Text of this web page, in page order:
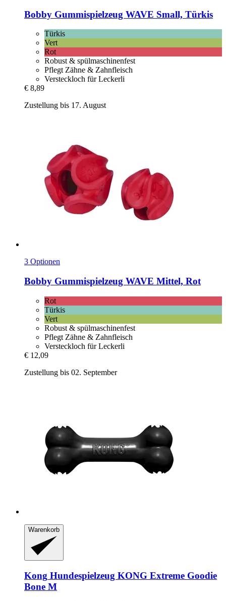
Bobby Gummispielzeug WAVE Small, Türkis
Türkis
Vert
Rot
Robust & spülmaschinenfest
Pflegt Zähne & Zahnfleisch
Versteckloch für Leckerli
€ 8,89
Zustellung bis 17. August
3 Optionen
Bobby Gummispielzeug WAVE Mittel, Rot
Rot
Türkis
Vert
Robust & spülmaschinenfest
Pflegt Zähne & Zahnfleisch
Versteckloch für Leckerli
€ 12,09
Zustellung bis 02. September
Warenkorb
Kong Hundespielzeug KONG Extreme Goodie
Bone M